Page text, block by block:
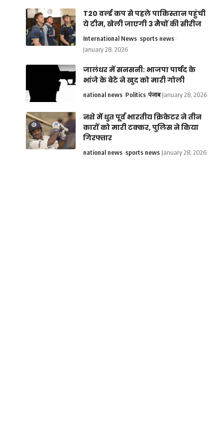
T20 वर्ल्ड कप से पहले पाकिस्तान पहुंची
ये टीम, खेली जाएगी 3 मैचों की सीरीज
International News sports news
January 28, 2026
जालंधर में सनसनी: भाजपा पार्षद के
भांजे के बेटे ने खुद को मारी गोली
national news Politics पंजाब January 28, 2026
नशे में धुत पूर्व भारतीय क्रिकेटर ने तीन
कारों को मारी टक्कर, पुलिस ने किया
गिरफ्तार
national news sports news January 28, 2026